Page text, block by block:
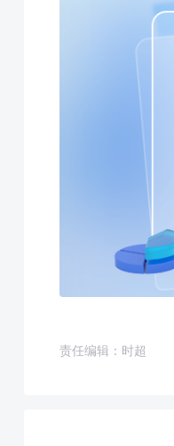
责任编辑：时超